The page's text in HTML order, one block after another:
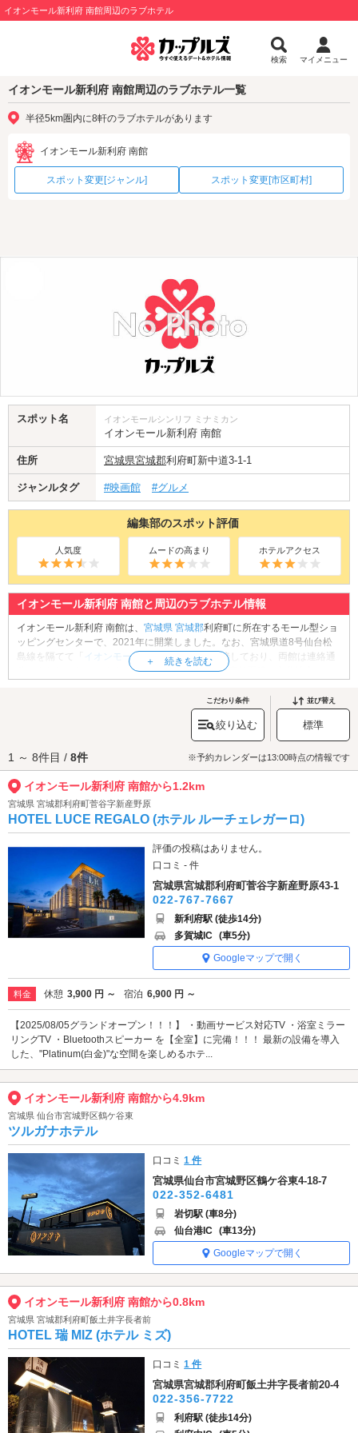
イオンモール新利府 南館周辺のラブホテル
検索 マイメニュー
イオンモール新利府 南館周辺のラブホテル一覧
半径5km圏内に8軒のラブホテルがあります
イオンモール新利府 南館
スポット変更[ジャンル] スポット変更[市区町村]
スポット名 イオンモールシンリフ ミナミカン
イオンモール新利府 南館
住所 宮城県宮城郡利府町新中道3-1-1
ジャンルタグ #映画館 #グルメ
編集部のスポット評価
人気度 ムードの高まり ホテルアクセス
イオンモール新利府 南館と周辺のラブホテル情報
イオンモール新利府 南館は、 宮城県 宮城郡利府町に所在するモール型ショ
ッピングセンターで、2021年に開業しました。なお、宮城県道8号仙台松
島線を隔てて「
イオンモール新利府 北館 」と隣接しており、両館は連絡通
路により結ばれています。南館、北館を合わせた店舗面積は東北地方のシ
店や、飲食店など約260店ものテナントを有し、様々なジャンルの飲食店が
軒を連ねるフードコートも人気です。また、南館3階に入居する「イオンシ
ネマ新利府」は11スクリーンを完備しており、こちらも人気です。東北地
方最大級のモールで充実した休日を過ごしませんか？
イオンモール新利府 南館へは、
利府塩釜エリアのラブホテルからもアクセ
スが便利です。
こだわり条件
絞り込む
並び替え
標準
1 ～ 8件目 / 8件 ※予約カレンダーは13:00時点の情報です
イオンモール新利府 南館から1.2km
宮城県 宮城郡利府町菅谷字新産野原
HOTEL LUCE REGALO (ホテル ルーチェレガーロ)
評価の投稿はありません。
口コミ - 件
宮城県宮城郡利府町菅谷字新産野原43-1
022-767-7667
新利府駅 (徒歩14分)
多賀城IC (車5分)
Googleマップで開く
料金 休憩 3,900 円 ～ 宿泊 6,900 円 ～
【2025/08/05グランドオープン！！！】 ・動画サービス対応TV ・浴室ミラー
リングTV ・Bluetoothスピーカー を【全室】に完備！！！ 最新の設備を導入
した、"Platinum(白金)"な空間を楽しめるホテ...
イオンモール新利府 南館から4.9km
宮城県 仙台市宮城野区鶴ケ谷東
ツルガナホテル
口コミ1 件
宮城県仙台市宮城野区鶴ケ谷東4-18-7
022-352-6481
岩切駅 (車8分)
仙台港IC (車13分)
Googleマップで開く
イオンモール新利府 南館から0.8km
宮城県 宮城郡利府町飯土井字長者前
HOTEL 瑞 MIZ (ホテル ミズ)
口コミ1 件
宮城県宮城郡利府町飯土井字長者前20-4
022-356-7722
利府駅 (徒歩14分)